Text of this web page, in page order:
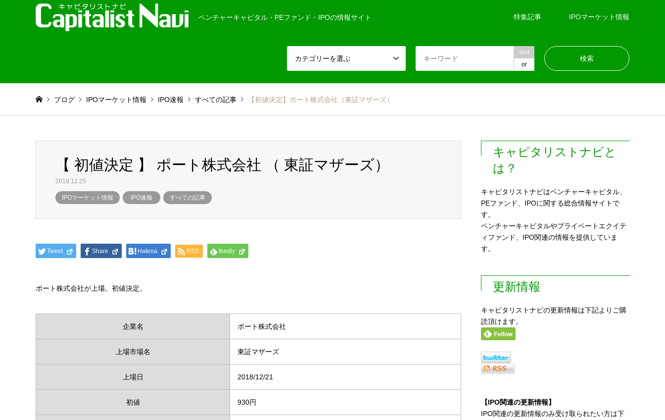
ベンチャーキャピタル・PEファンド・IPOの情報サイト 特集記事 IPOマーケット情報
カテゴリーを選ぶ
and
or
ブログ IPOマーケット情報 IPO速報 すべての記事 【初値決定】ポート株式会社（東証マザーズ）
【 初値決定 】 ポート株式会社 （ 東証マザーズ）
2018.12.25
IPOマーケット情報 IPO速報 すべての記事
Tweet Share Hatena RSS feedly
ポート株式会社が上場。初値決定。
企業名 ポート株式会社
上場市場名 東証マザーズ
上場日 2018/12/21
初値 930円
キャピタリストナビと
は？
キャピタリストナビはベンチャーキャピタル、
PEファンド、IPOに関する総合情報サイトで
す。
ベンチャーキャピタルやプライベートエクイテ
ィファンド、IPO関連の情報を提供していま
す。
更新情報
キャピタリストナビの更新情報は下記よりご購
読頂けます。
【IPO関連の更新情報】
IPO関連の更新情報のみ受け取られたい方は下